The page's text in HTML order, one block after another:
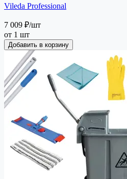
Vileda Professional
7 009 ₽/шт
от 1 шт
Добавить в корзину